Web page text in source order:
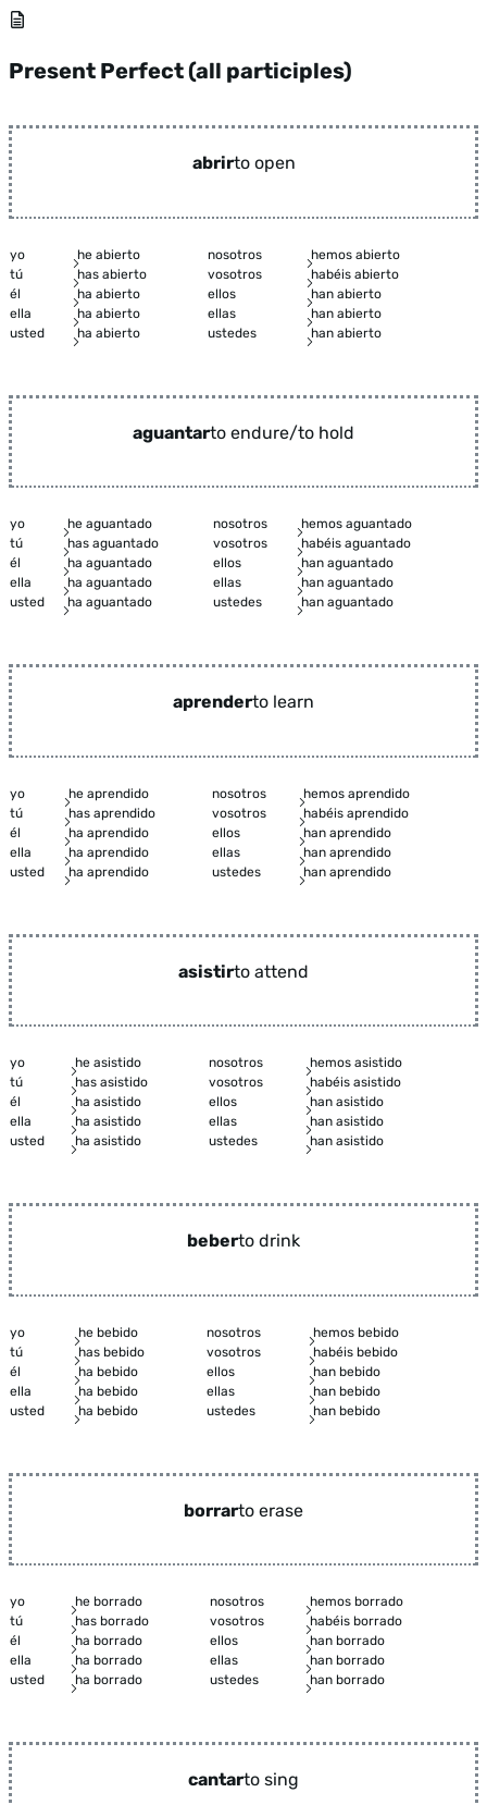
Present Perfect (all participles)
abrirto open
yo he abierto nosotros
hemos abierto
tú
has abierto vosotros
habéis abierto
él
ha abierto ellos
han abierto
ella
ha abierto ellas
han abierto
usted
ha abierto ustedes han abierto
aguantarto endure/to hold
yo he aguantado nosotros
hemos aguantado
tú
has aguantado vosotros
habéis aguantado
él
ha aguantado ellos
han aguantado
ella
ha aguantado ellas
han aguantado
usted
ha aguantado ustedes han aguantado
aprenderto learn
yo he aprendido nosotros
hemos aprendido
tú
has aprendido vosotros
habéis aprendido
él
ha aprendido ellos
han aprendido
ella
ha aprendido ellas
han aprendido
usted
ha aprendido ustedes han aprendido
asistirto attend
yo he asistido nosotros
hemos asistido
tú
has asistido vosotros
habéis asistido
él
ha asistido ellos
han asistido
ella
ha asistido ellas
han asistido
usted
ha asistido ustedes han asistido
beberto drink
yo he bebido nosotros
hemos bebido
tú
has bebido vosotros
habéis bebido
él
ha bebido ellos
han bebido
ella
ha bebido ellas
han bebido
usted
ha bebido ustedes han bebido
borrarto erase
yo he borrado nosotros
hemos borrado
tú
has borrado vosotros
habéis borrado
él
ha borrado ellos
han borrado
ella
ha borrado ellas
han borrado
usted
ha borrado ustedes han borrado
cantarto sing